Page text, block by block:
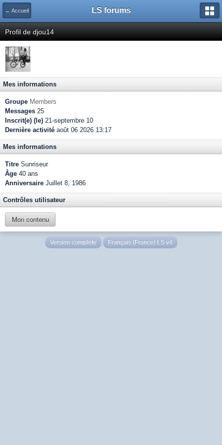
← Accueil LS forums
Profil de djou14
Mes informations
Groupe Members
Messages 25
Inscrit(e) (le) 21-septembre 10
Dernière activité août 06 2026 13:17
Mes informations
Titre Sunriseur
Âge 40 ans
Anniversaire Juillet 8, 1986
Contrôles utilisateur
Mon contenu
Version complète Français (France) LS v4